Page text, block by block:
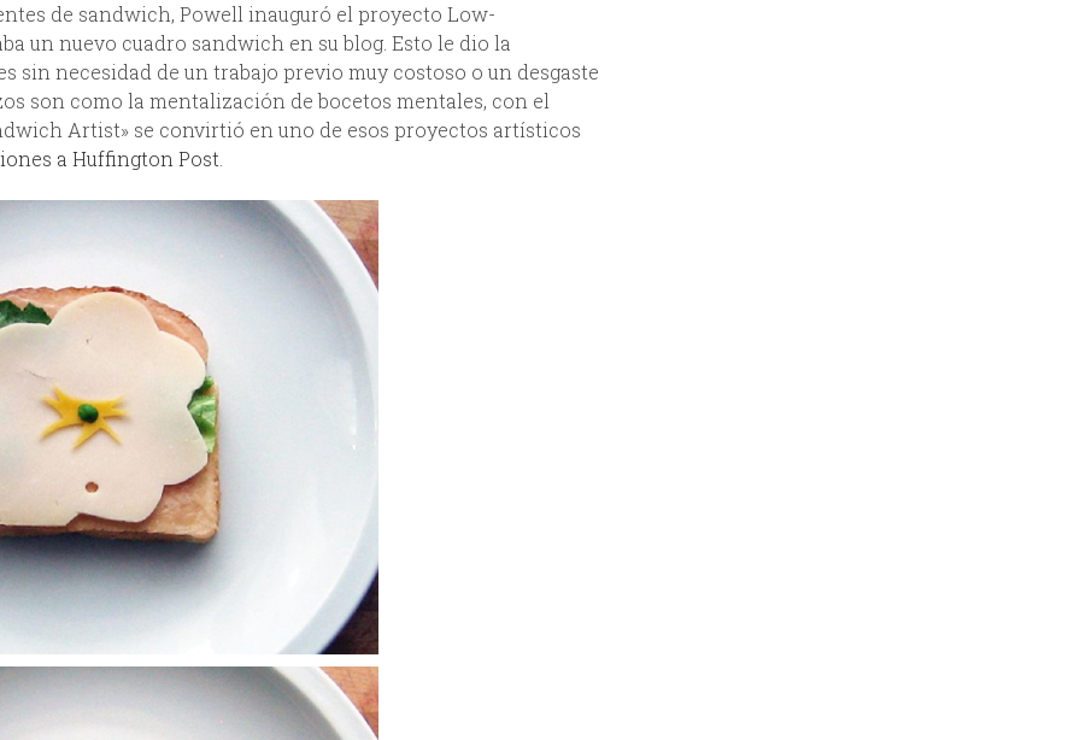
de sandwich, Powell inauguró el proyecto Low-
un nuevo cuadro sandwich en su blog. Esto le dio la
necesidad de un trabajo previo muy costoso o un desgaste
son como la mentalización de bocetos mentales, con el
Artist» se convirtió en uno de esos proyectos artísticos
a Huffington Post